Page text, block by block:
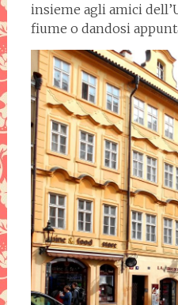
insieme agli amici
fiume o dandosi